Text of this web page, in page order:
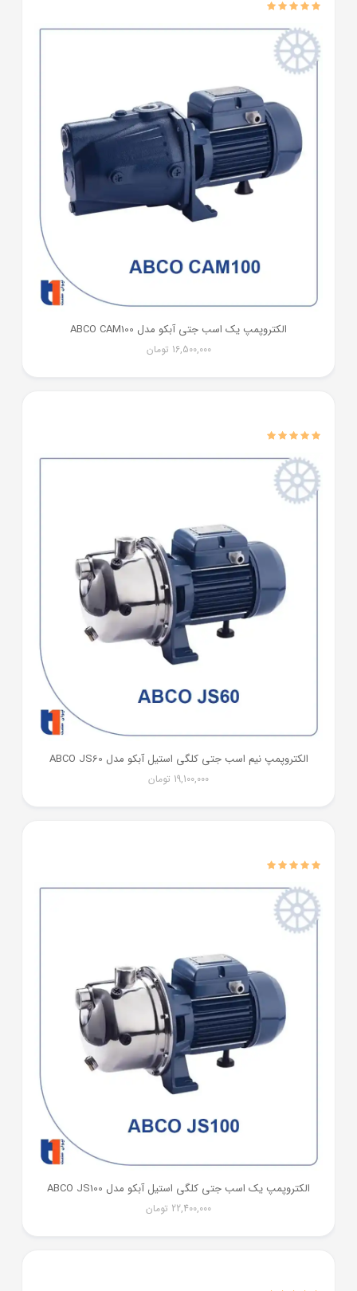
الکتروپمپ یک اسب جتی آبکو مدل ABCO CAM100
16,500,000 تومان
الکتروپمپ نیم اسب جتی کلگی استیل آبکو مدل ABCO JS60
19,100,000 تومان
الکتروپمپ یک اسب جتی کلگی استیل آبکو مدل ABCO JS100
22,400,000 تومان